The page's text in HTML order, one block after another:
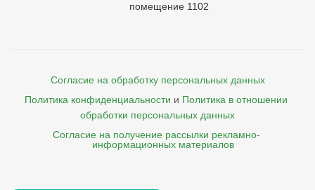
помещение 1102
Согласие на обработку персональных данных
Политика конфиденциальности и Политика в отношении
обработки персональных данных
Согласие на получение рассылки рекламно-
    информационных материалов